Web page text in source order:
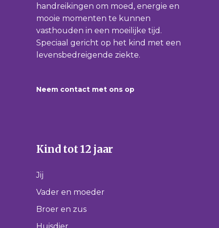
handreikingen om moed, energie en
mooie momenten te kunnen
vasthouden in een moeilijke tijd.
Speciaal gericht op het kind met een
levensbedreigende ziekte.
Neem contact met ons op
Kind tot 12 jaar
Jij
Vader en moeder
Broer en zus
Huisdier